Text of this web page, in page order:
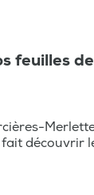
feuilles
découvrir